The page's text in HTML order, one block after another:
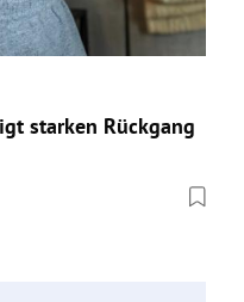
starken Rückgang